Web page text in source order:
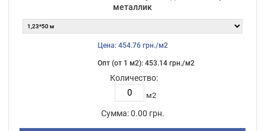
металлик
Цена: 454.76 грн./м2
Опт (от 1 м2): 453.14 грн./м2
Количество:
м2
Сумма: 0.00 грн.